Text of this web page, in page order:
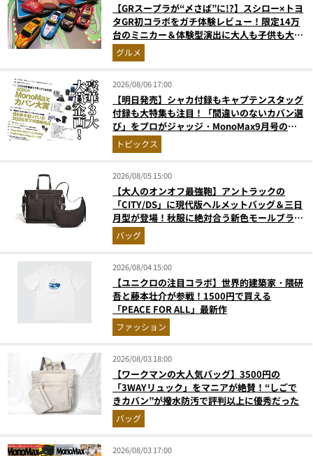
【GRスープラが“〆さば”に!?】スシロー×トヨ
タGR初コラボをガチ体験レビュー！限定14万
台のミニカー＆体験型演出に大人も子供も大興
奮間違いなし
グルメ
2026/08/06 17:00
【明日発売】シャカ付録もキャプテンスタッグ
付録も大特集も注目！「間違いのないカバン選
び」をプロがジャッジ・MonoMax9月号の目
次を公開
トピックス
2026/08/05 15:00
【大人のオンオフ最強鞄】アントラックの
「CITY/DS」に現代版ヘルメットバッグ＆三日
月型が登場！秋服に絶対合う新色モールブラウ
ンが傑作
バッグ
2026/08/04 15:00
【ユニクロの注目コラボ】世界的建築家・隈研
吾と藤本壮介が参戦！1500円で買える
「PEACE FOR ALL」最新作
ファッション
2026/08/03 18:00
【ワークマンの大人気バッグ】3500円の
「3WAYリュック」をマニアが絶賛！“しごで
きカバン”が撥水防汚で評判以上に優秀だった
バッグ
2026/08/03 17:00